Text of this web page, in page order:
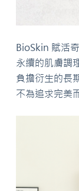
BioSkin 賦活
永續的肌膚調
負擔衍生的長
不為追求完美